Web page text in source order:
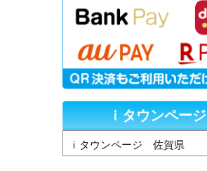
ｉタウンページ
ｉタウンページ 佐賀県